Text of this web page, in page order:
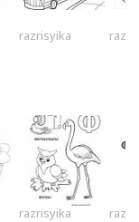
razrisyika
razrisyika